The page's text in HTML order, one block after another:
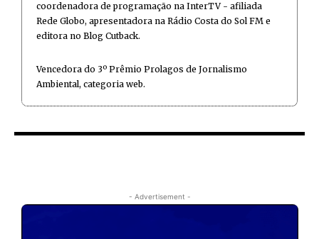
coordenadora de programação na InterTV - afiliada
Rede Globo, apresentadora na Rádio Costa do Sol FM e
editora no Blog Cutback.
Vencedora do 3º Prêmio Prolagos de Jornalismo
Ambiental, categoria web.
- Advertisement -